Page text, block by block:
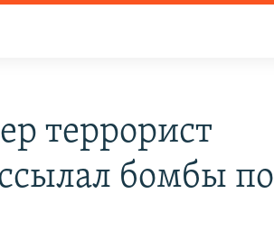
террорист
бомбы по